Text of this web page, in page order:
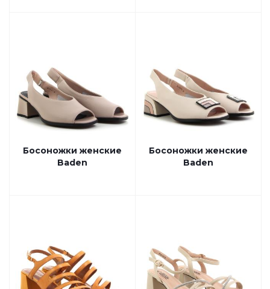
Босоножки женские
Baden
Босоножки женские
Baden